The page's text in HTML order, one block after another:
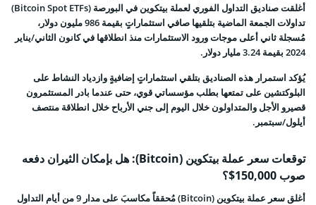
أغلقت صناديق التداول الفوري لعملة بيتكوين في البورصة (Bitcoin Spot ETFs)
تداولات الجمعة الماضية بتلقيها صافي استثماراتٍ بقيمة 986 مليون دولار،
مُسجلة ثاني أعلى موجات ورود الاستثمارات منذ انطلاقها في كانون الثاني/يناير
2024 بقيمة 3.24 مليار دولار.
يُؤكد استمرار هذه الصناديق بتلقي استثماراتٍ إضافيةٍ وازدياد النشاط على
البلوكتشين على تمتعها بطلب مؤسساتيقوي، حتى عندما بادر المستثمرون
قصيرو الأجل والمتداولون خلال اليوم إلى جني الأرباح خلال انطلاقة منتصف
أيلول/سبتمبر.
توقعات سعر عملة بيتكوين (Bitcoin): هل بإمكان الثيران دفعه
صوب 150,000$؟
أغلق سعر عملة بيتكوين (Bitcoin) مُحققاً مكاسبَ على مدار 9 من أيام التداول